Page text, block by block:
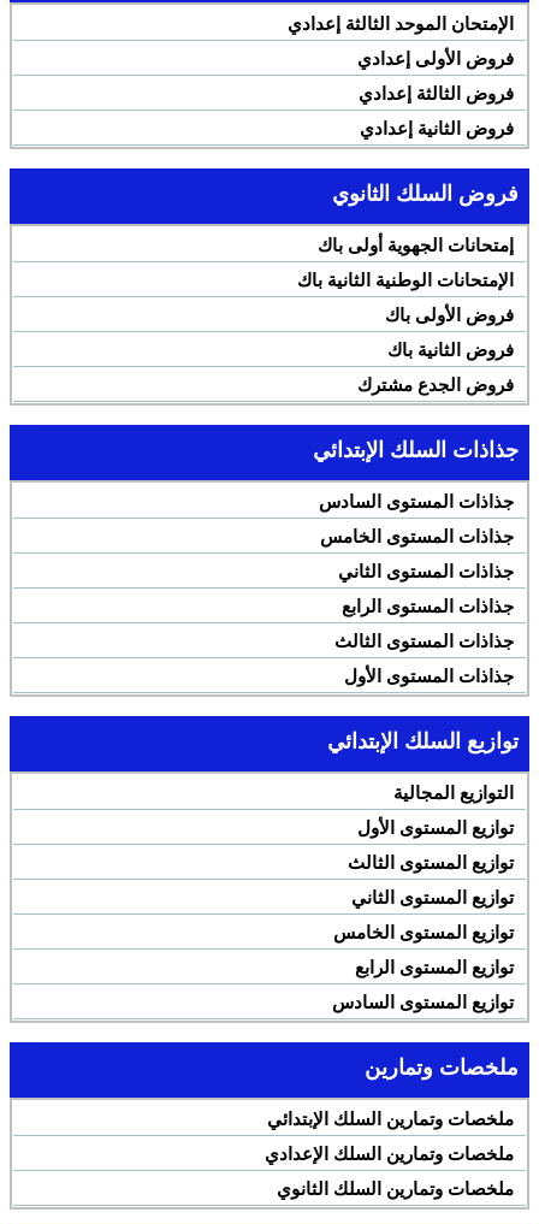
الإمتحان الموحد الثالثة إعدادي
فروض الأولى إعدادي
فروض الثالثة إعدادي
فروض الثانية إعدادي
فروض السلك الثانوي
إمتحانات الجهوية أولى باك
الإمتحانات الوطنية الثانية باك
فروض الأولى باك
فروض الثانية باك
فروض الجدع مشترك
جذاذات السلك الإبتدائي
جذاذات المستوى السادس
جذاذات المستوى الخامس
جذاذات المستوى الثاني
جذاذات المستوى الرابع
جذاذات المستوى الثالث
جذاذات المستوى الأول
توازيع السلك الإبتدائي
التوازيع المجالية
توازيع المستوى الأول
توازيع المستوى الثالث
توازيع المستوى الثاني
توازيع المستوى الخامس
توازيع المستوى الرابع
توازيع المستوى السادس
ملخصات وتمارين
ملخصات وتمارين السلك الإبتدائي
ملخصات وتمارين السلك الإعدادي
ملخصات وتمارين السلك الثانوي